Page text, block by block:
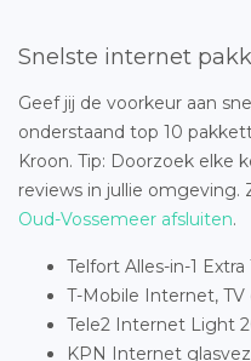
Snelste internet
Geef jij de voorkeur aan
onderstaand top 10
Kroon. Tip: Doorzoek elke
reviews in jullie omgeving.
Oud-Vossemeer afsluiten.
Telfort Alles-in-1
T-Mobile Internet,
Tele2 Internet Light
KPN Internet